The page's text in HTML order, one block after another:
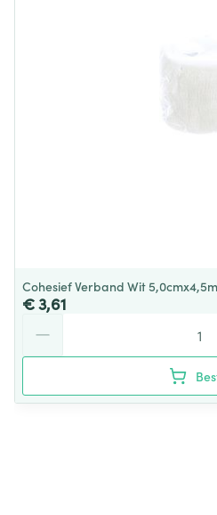
Cohesief Verband Wit
€ 3,61